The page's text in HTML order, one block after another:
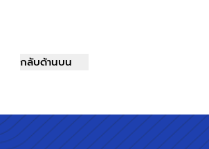
กลับด้านบน